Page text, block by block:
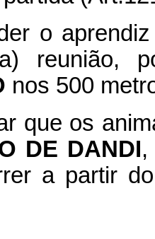
o
reunião,
nos 500
que os
DE DANDI,
a partir